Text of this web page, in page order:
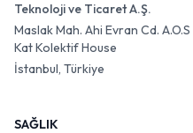
Teknoloji ve Ticaret A.Ş.
Maslak Mah. Ahi Evran Cd.
Kat Kolektif House
İstanbul, Türkiye
SAĞLIK